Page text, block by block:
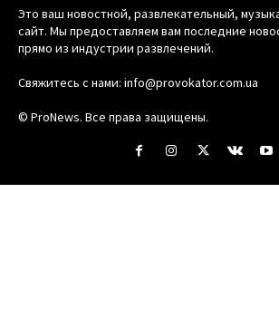
Это ваш новостной, развлекательный,
сайт. Мы предоставляем вам последние
прямо из индустрии развлечений.
Свяжитесь с нами: info@provokator.com.ua
© ProNews. Все права защищены.